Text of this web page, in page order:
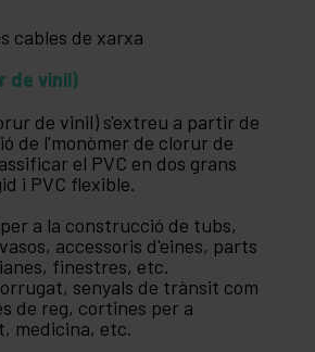
cables de xarxa
de vinil)
de vinil) s'extreu a partir de
de l'monòmer de clorur de
el PVC en dos grans
i PVC flexible.
a la construcció de tubs,
accessoris d'eines, parts
finestres, etc.
senyals de trànsit com
de reg, cortines per a
medicina, etc.